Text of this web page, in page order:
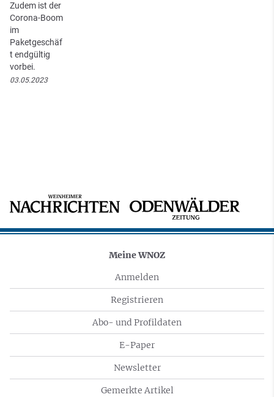
Zudem ist der
Corona-Boom
im
Paketgeschäf
t endgültig
vorbei.
03.05.2023
Meine WNOZ
Anmelden
Registrieren
Abo- und Profildaten
E-Paper
Newsletter
Gemerkte Artikel